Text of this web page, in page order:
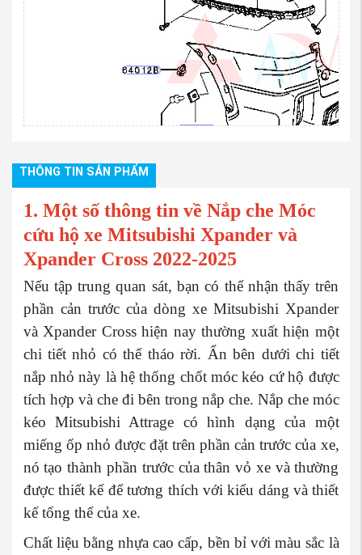
THÔNG TIN SẢN PHẨM
1. Một số thông tin về Nắp che Móc
cứu hộ xe Mitsubishi Xpander và
Xpander Cross 2022-2025
Nếu tập trung quan sát, bạn có thể nhận thấy trên
phần cản trước của dòng xe Mitsubishi Xpander
và Xpander Cross hiện nay thường xuất hiện một
chi tiết nhỏ có thể tháo rời. Ẩn bên dưới chi tiết
nắp nhỏ này là hệ thống chốt móc kéo cứ hộ được
tích hợp và che đi bên trong nắp che. Nắp che móc
kéo Mitsubishi Attrage có hình dạng của một
miếng ốp nhỏ được đặt trên phần cản trước của xe,
nó tạo thành phần trước của thân vỏ xe và thường
được thiết kế để tương thích với kiểu dáng và thiết
kế tổng thể của xe.
Chất liệu bằng nhựa cao cấp, bền bỉ với màu sắc là